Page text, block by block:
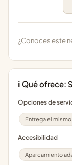
¿Conoces este
ℹ️ Qué ofrece:
Opciones de
Entrega el
Accesibilidad
Aparcamiento